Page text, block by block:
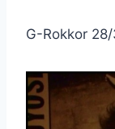
G-Rokkor